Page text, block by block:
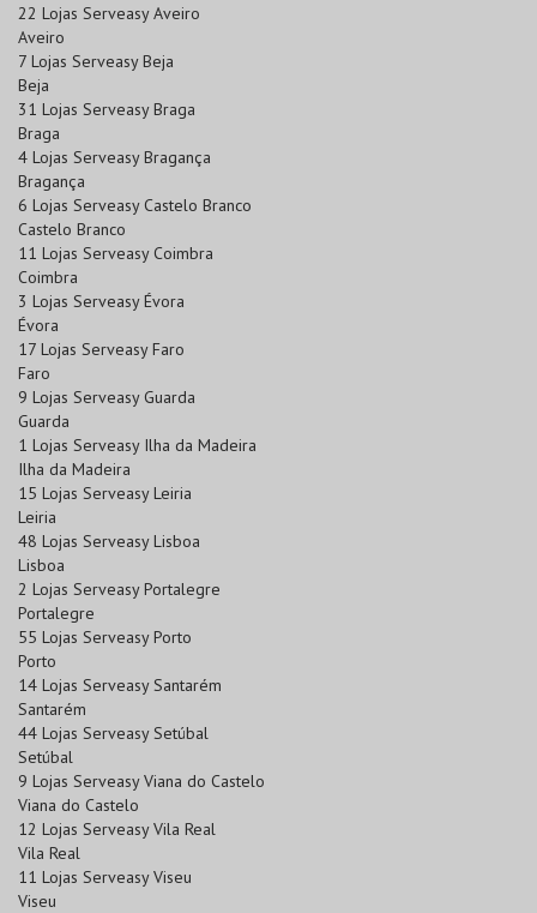
22 Lojas Serveasy Aveiro
Aveiro
7 Lojas Serveasy Beja
Beja
31 Lojas Serveasy Braga
Braga
4 Lojas Serveasy Bragança
Bragança
6 Lojas Serveasy Castelo Branco
Castelo Branco
11 Lojas Serveasy Coimbra
Coimbra
3 Lojas Serveasy Évora
Évora
17 Lojas Serveasy Faro
Faro
9 Lojas Serveasy Guarda
Guarda
1 Lojas Serveasy Ilha da Madeira
Ilha da Madeira
15 Lojas Serveasy Leiria
Leiria
48 Lojas Serveasy Lisboa
Lisboa
2 Lojas Serveasy Portalegre
Portalegre
55 Lojas Serveasy Porto
Porto
14 Lojas Serveasy Santarém
Santarém
44 Lojas Serveasy Setúbal
Setúbal
9 Lojas Serveasy Viana do Castelo
Viana do Castelo
12 Lojas Serveasy Vila Real
Vila Real
11 Lojas Serveasy Viseu
Viseu